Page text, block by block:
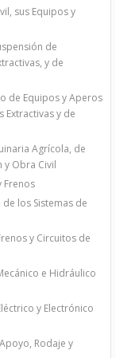
sus Equipos y
de
y de
de Equipos y Aperos
Extractivas y de
Agrícola, de
y Obra Civil
Frenos
los Sistemas de
y Circuitos de
e Hidráulico
y Electrónico
Rodaje y